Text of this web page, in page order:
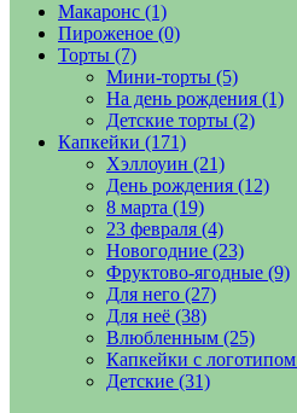
Макаронс (1)
Пироженое (0)
Торты (7)
Мини-торты (5)
На день рождения (1)
Детские торты (2)
Капкейки (171)
Хэллоуин (21)
День рождения (12)
8 марта (19)
23 февраля (4)
Новогодние (23)
Фруктово-ягодные (9)
Для него (27)
Для неё (38)
Влюбленным (25)
Капкейки с логотипом
Детские (31)